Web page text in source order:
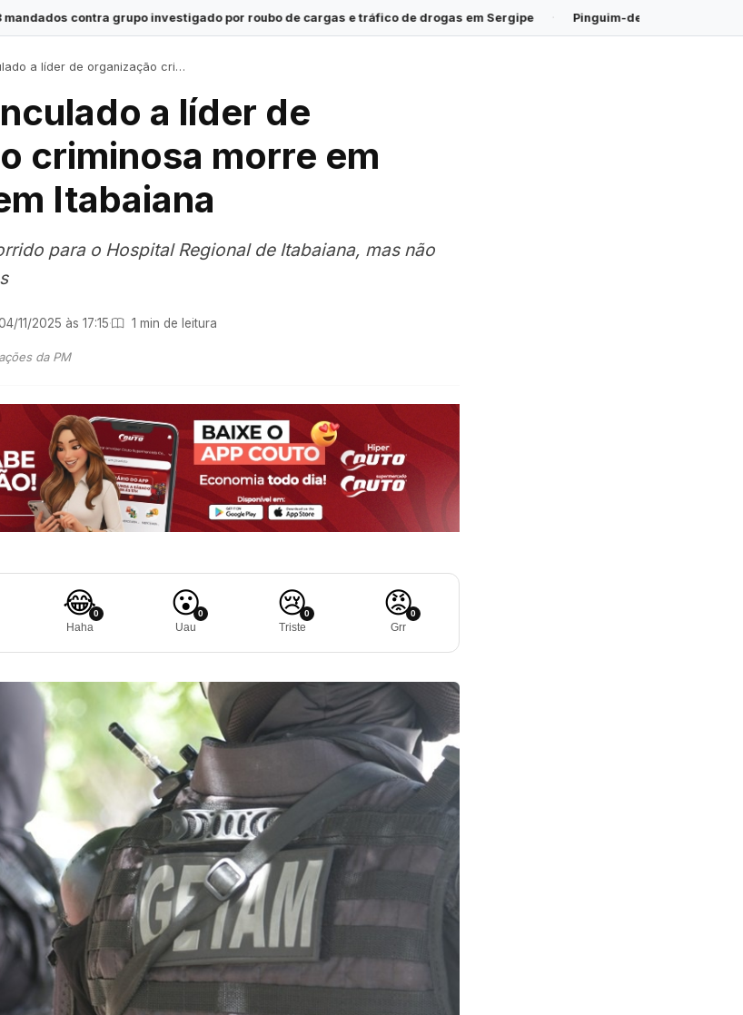
por roubo de cargas e tráfico de drogas em Sergipe · Pinguim-de-magalhães é encontrado morto na Praia
organização criminosa morre em confronto em Itabaiana
a líder de
criminosa morre em
Itabaiana
para o Hospital Regional de Itabaiana, mas não
11/2025 às 17:15· 1 min de leitura
da PM
😂0
Haha
😮0
Uau
😢0
Triste
😡0
Grr